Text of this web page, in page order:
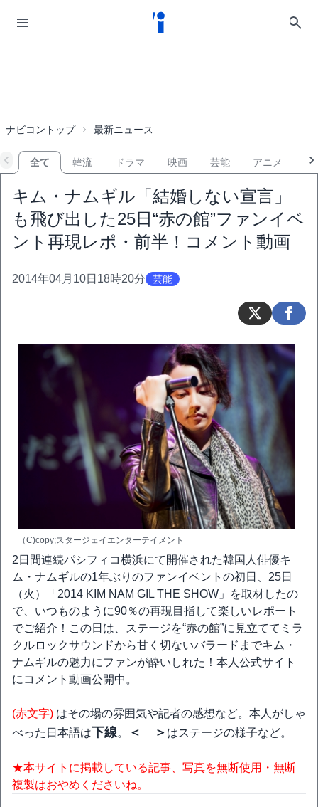
ナビコントップ 最新ニュース
全て 韓流 ドラマ 映画 芸能 アニメ
キム・ナムギル「結婚しない宣言」
も飛び出した25日“赤の館”ファンイベ
ント再現レポ・前半！コメント動画
2014年04月10日18時20分 芸能
（C)copy;スタージェイエンターテイメント
2日間連続パシフィコ横浜にて開催された韓国人俳優キ
ム・ナムギルの1年ぶりのファンイベントの初日、25日
（火）「2014 KIM NAM GIL THE SHOW」を取材したの
で、いつものように90％の再現目指して楽しいレポート
でご紹介！この日は、ステージを“赤の館”に見立ててミラ
クルロックサウンドから甘く切ないバラードまでキム・
ナムギルの魅力にファンが酔いしれた！本人公式サイト
にコメント動画公開中。
(赤文字) はその場の雰囲気や記者の感想など。本人がしゃ
べった日本語は下線。 ＜ ＞ はステージの様子など。
★本サイトに掲載している記事、写真を無断使用・無断
複製はおやめくださいね。